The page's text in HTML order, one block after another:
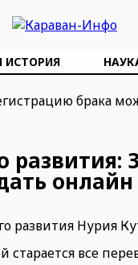
ИСТОРИЯ
онлайн
развития Нурия
все